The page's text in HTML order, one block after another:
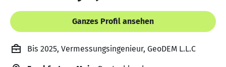
Ganzes Profil ansehen
Bis 2025, Vermessungsingenieur, GeoDEM L.L.C